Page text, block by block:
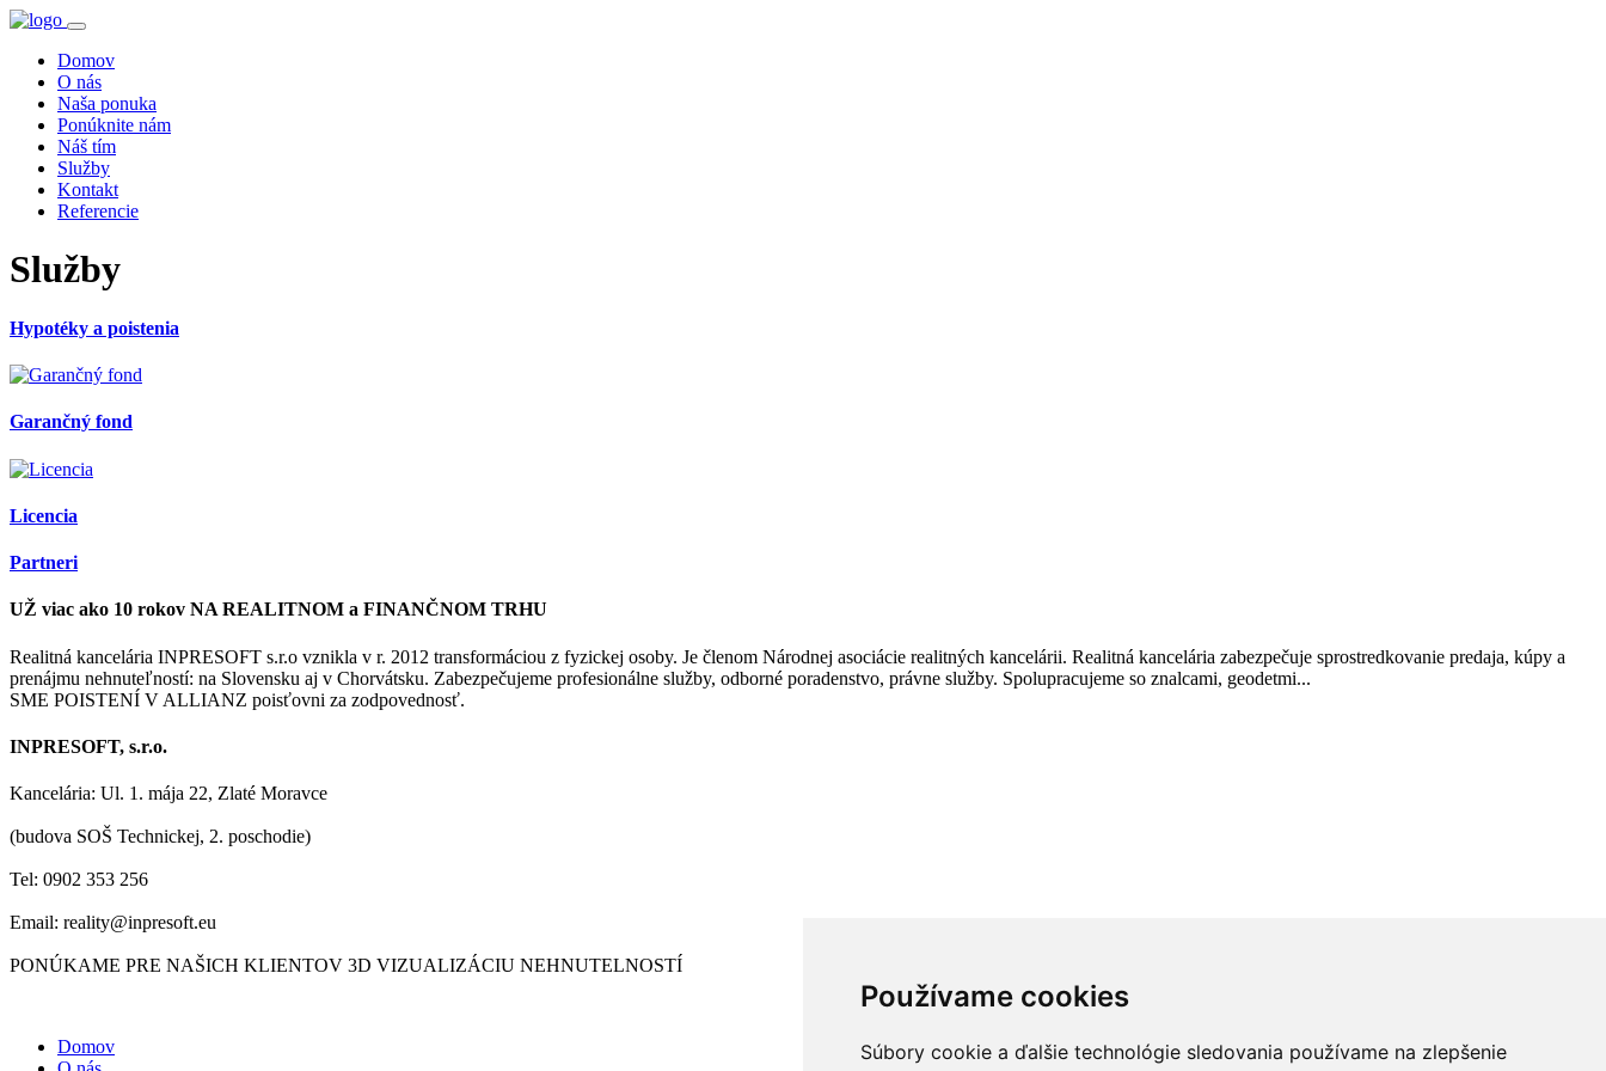
Používame cookies
Súbory cookie a ďalšie technológie sledovania používame na zlepšenie
Domov
O nás
Naša ponuka
Ponúknite nám
Náš tím
Služby
Kontakt
Referencie
Služby
Hypotéky a poistenia
Garančný fond
Licencia
Partneri
UŽ viac ako 10 rokov NA REALITNOM a FINANČNOM TRHU
Realitná kancelária INPRESOFT s.r.o vznikla v r. 2012 transformáciou z fyzickej osoby. Je členom Národnej asociácie realitných kancelárii. Realitná kancelária zabezpečuje sprostredkovanie predaja, kúpy a
prenájmu nehnuteľností: na Slovensku aj v Chorvátsku. Zabezpečujeme profesionálne služby, odborné poradenstvo, právne služby. Spolupracujeme so znalcami, geodetmi...
SME POISTENÍ V ALLIANZ poisťovni za zodpovednosť.
INPRESOFT, s.r.o.
Kancelária: Ul. 1. mája 22, Zlaté Moravce
(budova SOŠ Technickej, 2. poschodie)
Tel: 0902 353 256
Email: reality@inpresoft.eu
PONÚKAME PRE NAŠICH KLIENTOV 3D VIZUALIZÁCIU NEHNUTELNOSTÍ
Domov